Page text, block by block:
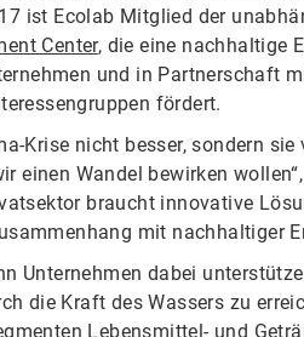
ist Ecolab Mitglied der
Center, die eine nachhaltige
und in Partnerschaft
fördert.
Krise nicht besser, sondern
einen Wandel bewirken
braucht innovative
mit nachhaltiger
Unternehmen dabei
die Kraft des Wassers zu
Lebensmittel- und